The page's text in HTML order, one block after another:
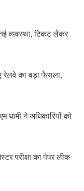
व्यवस्था, टिकट लेकर
रेलवे का बड़ा फैसला,
ने अधिकारियों को
परीक्षा का पेपर लीक